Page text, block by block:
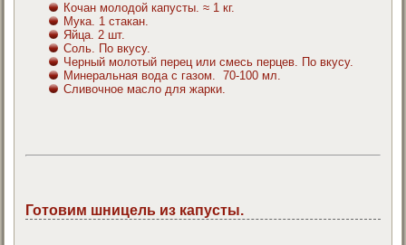
Кочан молодой капусты. ≈ 1 кг.
Мука. 1 стакан.
Яйца. 2 шт.
Соль. По вкусу.
Черный молотый перец или смесь перцев. По вкусу.
Минеральная вода с газом. 70-100 мл.
Сливочное масло для жарки.
Готовим шницель из капусты.